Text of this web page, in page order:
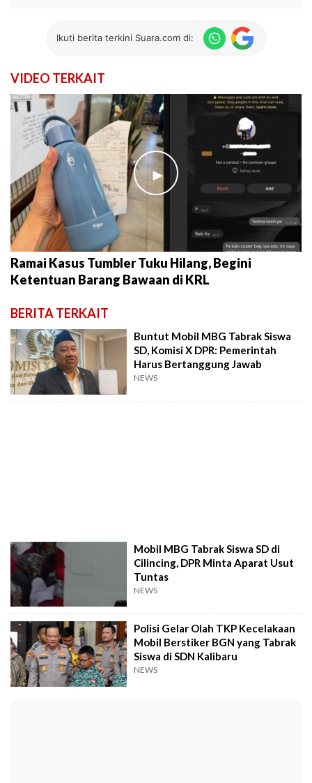
Ikuti berita terkini Suara.com di:
VIDEO TERKAIT
►
Ramai Kasus Tumbler Tuku Hilang, Begini
Ketentuan Barang Bawaan di KRL
BERITA TERKAIT
Buntut Mobil MBG Tabrak Siswa
SD, Komisi X DPR: Pemerintah
Harus Bertanggung Jawab
NEWS
Mobil MBG Tabrak Siswa SD di
Cilincing, DPR Minta Aparat Usut
Tuntas
NEWS
Polisi Gelar Olah TKP Kecelakaan
Mobil Berstiker BGN yang Tabrak
Siswa di SDN Kalibaru
NEWS